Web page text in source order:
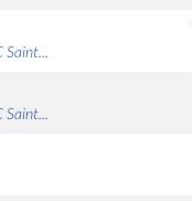
Saint...
Saint...